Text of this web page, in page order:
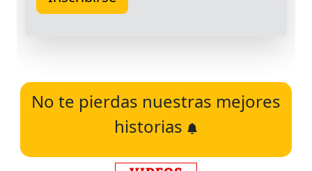
No te pierdas nuestras mejores
historias